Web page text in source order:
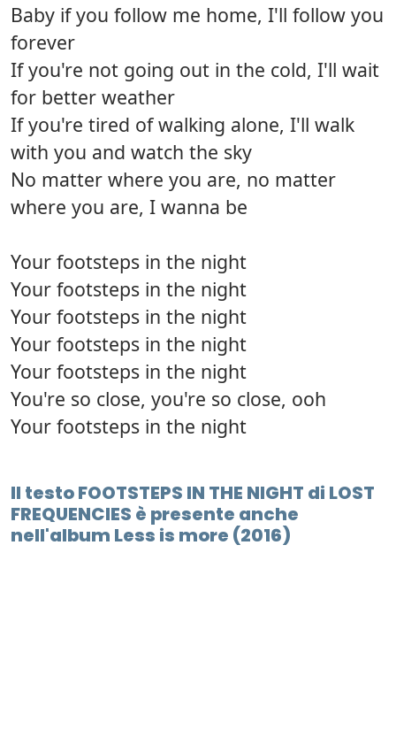
Baby if you follow me home, I'll follow you
forever
If you're not going out in the cold, I'll wait
for better weather
If you're tired of walking alone, I'll walk
with you and watch the sky
No matter where you are, no matter
where you are, I wanna be
Your footsteps in the night
Your footsteps in the night
Your footsteps in the night
Your footsteps in the night
Your footsteps in the night
You're so close, you're so close, ooh
Your footsteps in the night
Il testo FOOTSTEPS IN THE NIGHT di LOST
FREQUENCIES è presente anche
nell'album Less is more (2016)